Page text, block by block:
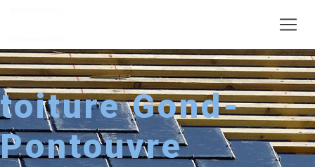
toiture Gond-
Pontouvre